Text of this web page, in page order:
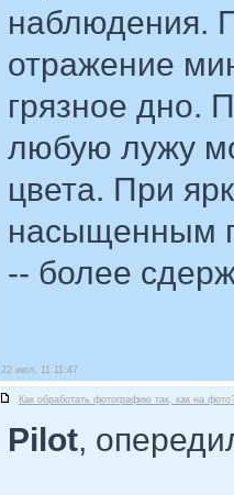
наблюдения.
отражение
грязное дно.
любую лужу
цвета. При
насыщенным
-- более
22 июл, 11 11:47
Как обработать фотографию так, как на
Pilot,